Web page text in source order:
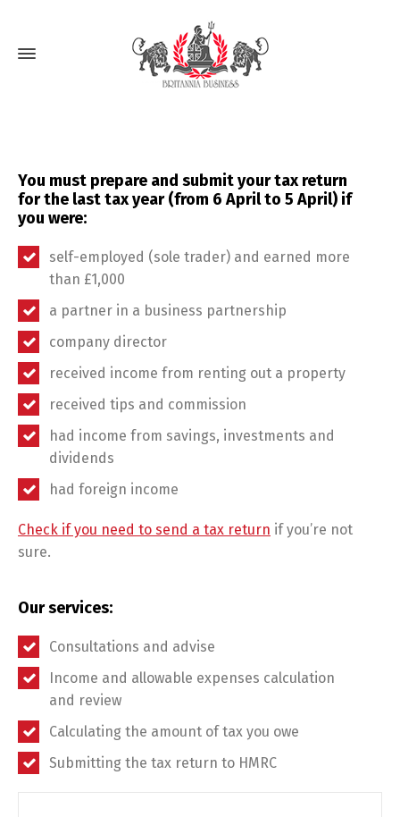
You must prepare and submit your tax return
for the last tax year (from 6 April to 5 April) if
you were:
self-employed (sole trader) and earned more
than £1,000
a partner in a business partnership
company director
received income from renting out a property
received tips and commission
had income from savings, investments and
dividends
had foreign income
Check if you need to send a tax return if you’re not
sure.
Our services:
Consultations and advise
Income and allowable expenses calculation
and review
Calculating the amount of tax you owe
Submitting the tax return to HMRC